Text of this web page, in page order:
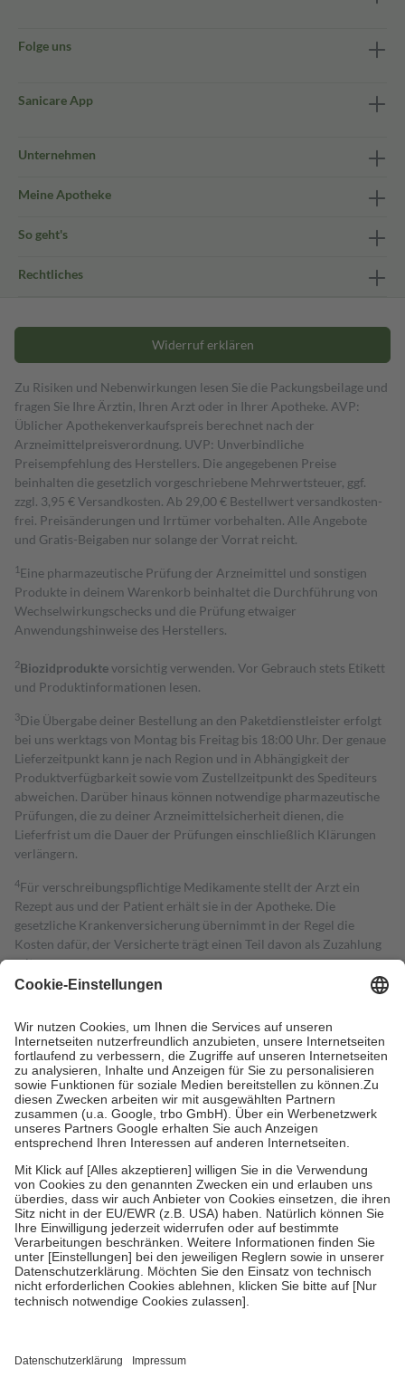
Folge uns
Sanicare App
Unternehmen
Meine Apotheke
So geht's
Rechtliches
Widerruf erklären
Zu Risiken und Nebenwirkungen lesen Sie die Packungsbeilage und
fragen Sie Ihre Ärztin, Ihren Arzt oder in Ihrer Apotheke. AVP:
Üblicher Apothekenverkaufspreis berechnet nach der
Arzneimittelpreisverordnung. UVP: Unverbindliche
Preisempfehlung des Herstellers. Die angegebenen Preise
beinhalten die gesetzlich vorgeschriebene Mehrwertsteuer, ggf.
zzgl. 3,95 € Versandkosten. Ab 29,00 € Bestell­wert versand­kosten­
frei. Preisänderungen und Irrtümer vorbehalten. Alle Angebote
und Gratis-Beigaben nur solange der Vorrat reicht.
1 Eine pharmazeutische Prüfung der Arzneimittel und sonstigen
Produkte in deinem Warenkorb beinhaltet die Durchführung von
Wechselwirkungschecks und die Prüfung etwaiger
Anwendungshinweise des Herstellers.
2Biozidproduktevorsichtig verwenden. Vor Gebrauch stets Etikett
und Produktinformationen lesen.
3Die Übergabe deiner Bestellung an den Paketdienstleister erfolgt
bei uns werktags von Montag bis Freitag bis 18:00 Uhr. Der genaue
Lieferzeitpunkt kann je nach Region und in Abhängigkeit der
Produktverfügbarkeit sowie vom Zustellzeitpunkt des Spediteurs
abweichen. Darüber hinaus können notwendige pharmazeutische
Prüfungen, die zu deiner Arzneimittelsicherheit dienen, die
Lieferfrist um die Dauer der Prüfungen einschließlich Klärungen
verlängern.
4Für verschreibungspflichtige Medikamente stellt der Arzt ein
Rezept aus und der Patient erhält sie in der Apotheke. Die
gesetzliche Krankenversicherung übernimmt in der Regel die
Kosten dafür, der Versicherte trägt einen Teil davon als Zuzahlung
mit.
Grundsätzlich leisten Mitglieder Zuzahlungen in Höhe von zehn
höchstens zehn Euro.
Es sind jedoch nie mehr als die tatsächlichen
Kosten der Leistung zu entrichten.
Diese Regeln gelten grundsätzlich auch für Online-Apotheken.
Bei Heilmitteln und häuslicher Krankenpflege beträgt die
Zuzahlung zehn Prozent der Kosten sowie zehn Euro je
Verordnung.
Um das Engagement der Versicherten für ihre eigene Gesundheit zu
stärken und die besondere Stellung der Familie zu unterstützen,
fallenkeine Zuzahlungenan bei:
• Kindern und Jugendlichen bis zum vollendeten 18. Lebensjahr
mit Ausnahme der Fahrkosten
• Untersuchungen zur Vorsorge und Früherkennung, die von der
GKV getragen werden
• empfohlenen Schutzimpfungen
• Harn- und Blutteststreifen
getroffen, um sicherzustellen, dass es sich um echte Bewertungen